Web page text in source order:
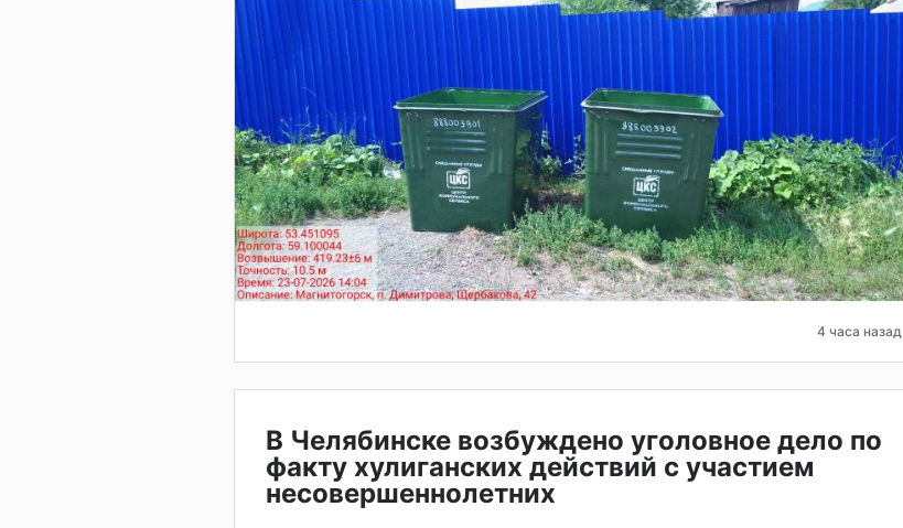
4 часа назад
В Челябинске возбуждено уголовное дело по
факту хулиганских действий с участием
несовершеннолетних